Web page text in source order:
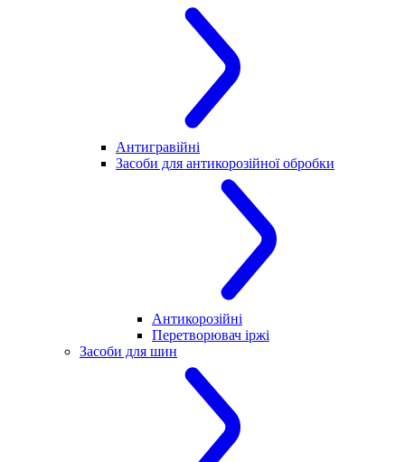
Антигравійні
Засоби для антикорозійної обробки
Антикорозійні
Перетворювач іржі
Засоби для шин